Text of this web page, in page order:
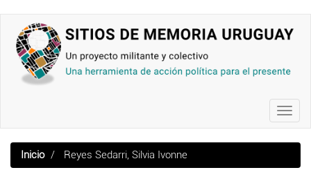
contenido
principal
Inicio Reyes Sedarri, Silvia Ivonne